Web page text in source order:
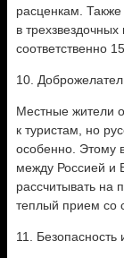
расценкам.
в
соответственно
10.
Местные жители
к туристам, но
особенно. Этому
между Россией и
рассчитывать
теплый прием со
11. Безопасность